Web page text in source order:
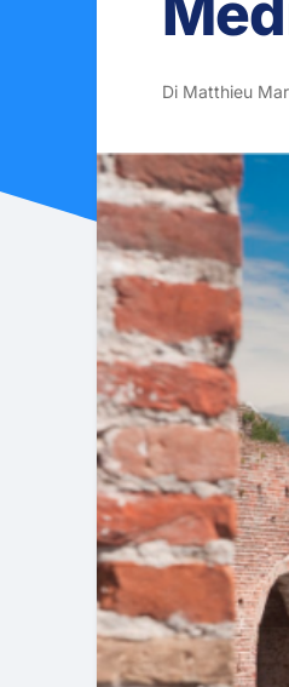
Di Matthieu